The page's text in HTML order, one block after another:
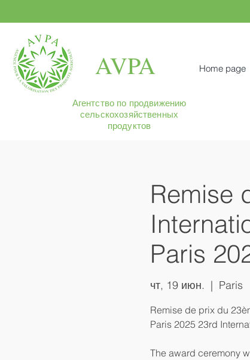
AVPA Home page
Агентство по продвижению
сельскохозяйственных
продуктов
Remise
Paris
чт, 19 июн.
  |
Paris
Remise de prix du
Paris 2025 23rd
The award ceremony